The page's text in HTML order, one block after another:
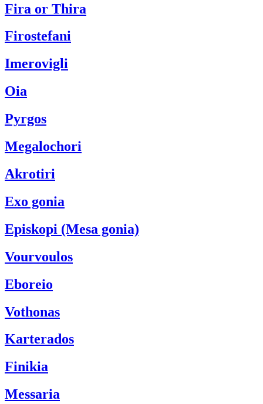
Fira or Thira
Firostefani
Imerovigli
Oia
Pyrgos
Megalochori
Akrotiri
Exo gonia
Episkopi (Mesa gonia)
Vourvoulos
Eboreio
Vothonas
Karterados
Finikia
Messaria